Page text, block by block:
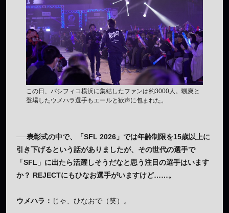
この日、パシフィコ横浜に集結したファンは約3000人。颯爽と
登場したウメハラ選手もエールと歓声に包まれた。
──表彰式の中で、「SFL 2026」では年齢制限を15歳以上に
引き下げるという話がありましたが、その世代の選手で
「SFL」に出たら活躍しそうだなと思う注目の選手はいます
か？ REJECTにもひなお選手がいますけど……。
ウメハラ： じゃ、ひなおで（笑）。